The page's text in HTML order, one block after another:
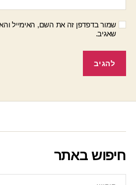
שמור בדפדפן זה את השם, האימייל
שאגיב.
חיפוש באתר